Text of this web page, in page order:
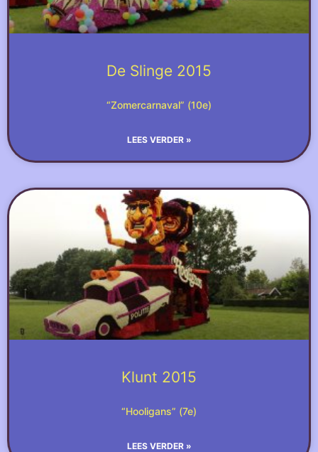
De Slinge 2015
“Zomercarnaval” (10e)
LEES VERDER »
Klunt 2015
“Hooligans” (7e)
LEES VERDER »